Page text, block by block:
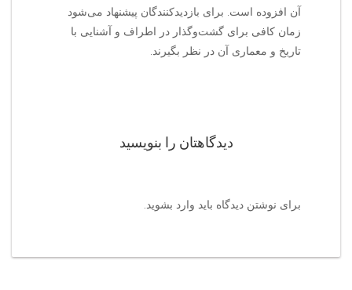
آن افزوده است. برای بازدیدکنندگان پیشنهاد می‌شود
زمان کافی برای گشت‌وگذار در اطراف و آشنایی با
تاریخ و معماری آن در نظر بگیرند.
دیدگاهتان را بنویسید
برای نوشتن دیدگاه باید وارد بشوید